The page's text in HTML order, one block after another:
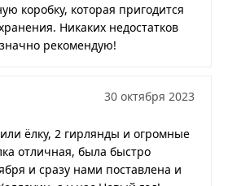
коробку, которая пригодится
Никаких недостатков
рекомендую!
30 октября 2023
ёлку, 2 гирлянды и огромные
отличная, была быстро
и сразу нами поставлена и